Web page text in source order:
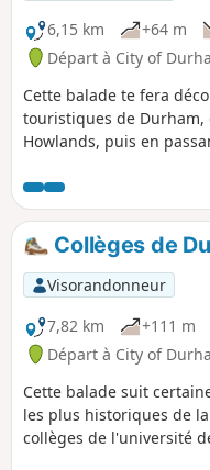
6,15 km
+64 m
Départ à City of
Cette balade te fera
touristiques de
Howlands, puis en
marché. Il y a quelques
un bus depuis Elvet
Collèges de
Visorandonneur
7,82 km
+111 m
Départ à City of
Cette balade suit
les plus historiques de
collèges de l'université